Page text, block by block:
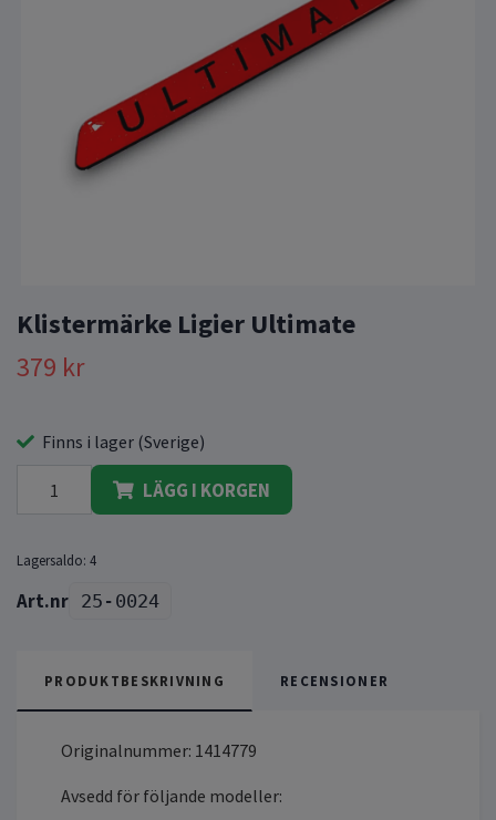
Klistermärke Ligier Ultimate
379 kr
Finns i lager (Sverige)
LÄGG I KORGEN
Lagersaldo: 4
25-0024
PRODUKTBESKRIVNING RECENSIONER
Originalnummer: 1414779
Avsedd för följande modeller: